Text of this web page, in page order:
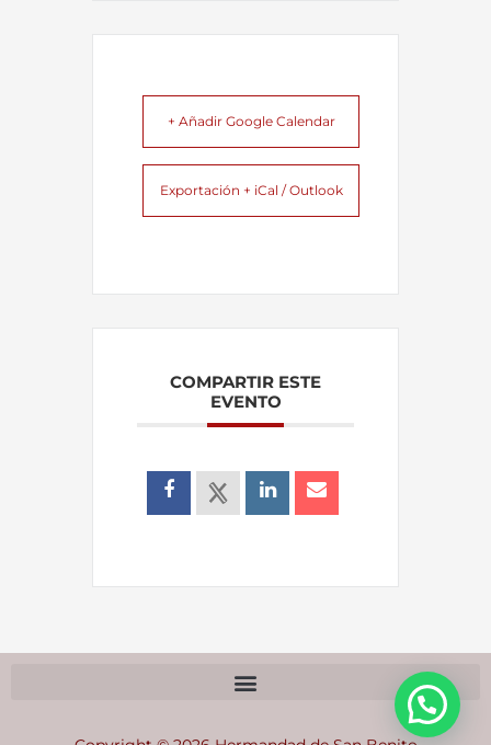
+ Añadir Google Calendar
Exportación + iCal / Outlook
COMPARTIR ESTE
EVENTO